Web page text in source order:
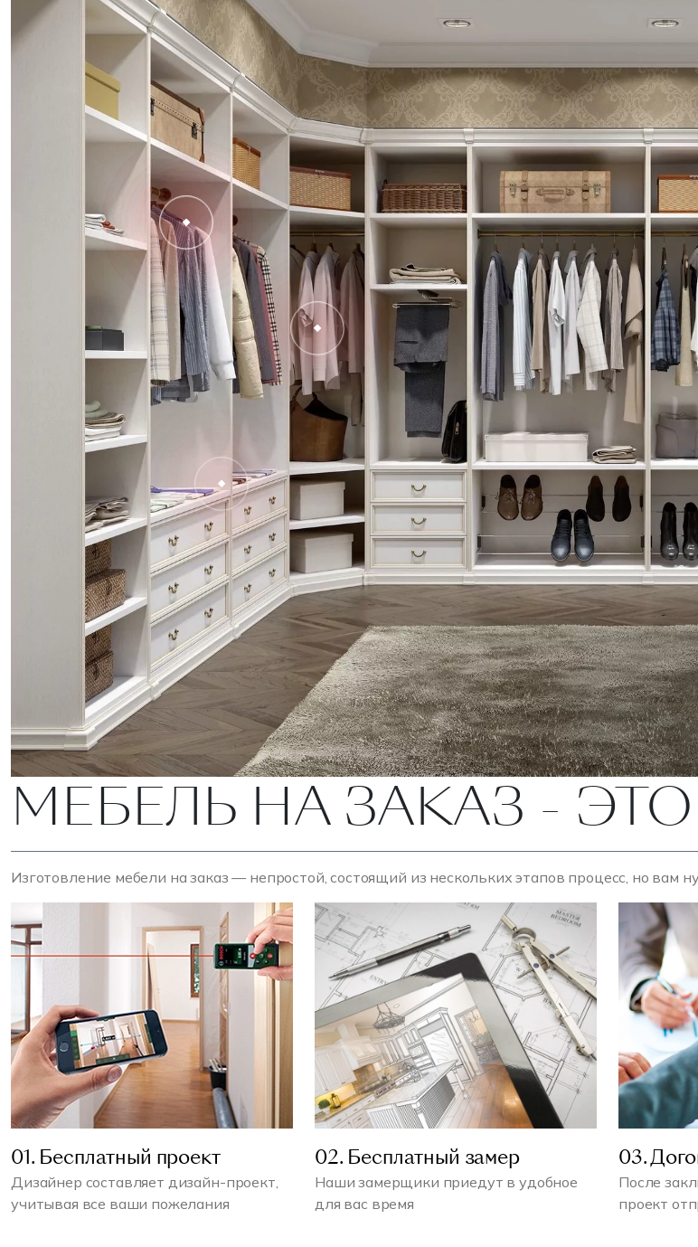
МЕБЕЛЬ НА ЗАКАЗ -
Изготовление мебели на заказ — непростой, состоящий из нескольких этапов процесс, но вам
01. Бесплатный проект
Дизайнер составляет дизайн-проект,
учитывая все ваши пожелания
02. Бесплатный замер
Наши замерщики приедут в удобное
для вас время
03.
После
проект